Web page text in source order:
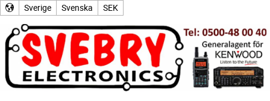
Sverige Svenska SEK